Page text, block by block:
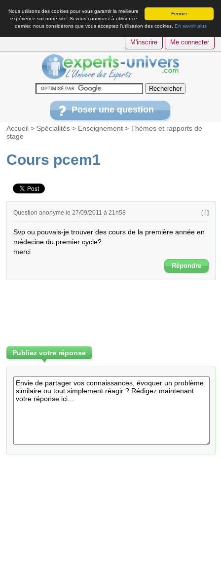
Fermer
Nous utilisons des cookies pour vous garantir la meilleure
expérience sur notre site. Si vous continuez à utiliser ce
dernier, nous considérons que vous acceptez l’utilisation des cookies. En savoir plus
M'inscrire Me connecter
Poser une question
Accueil > Spécialités > Enseignement >Thèmes et rapports de
stage
Cours pcem1
Question anonyme le 27/09/2011 à 21h58 [ ! ]
Svp ou pouvais-je trouver des cours de la première année en
médecine du premier cycle?
merci
Répondre
Publiez votre réponse